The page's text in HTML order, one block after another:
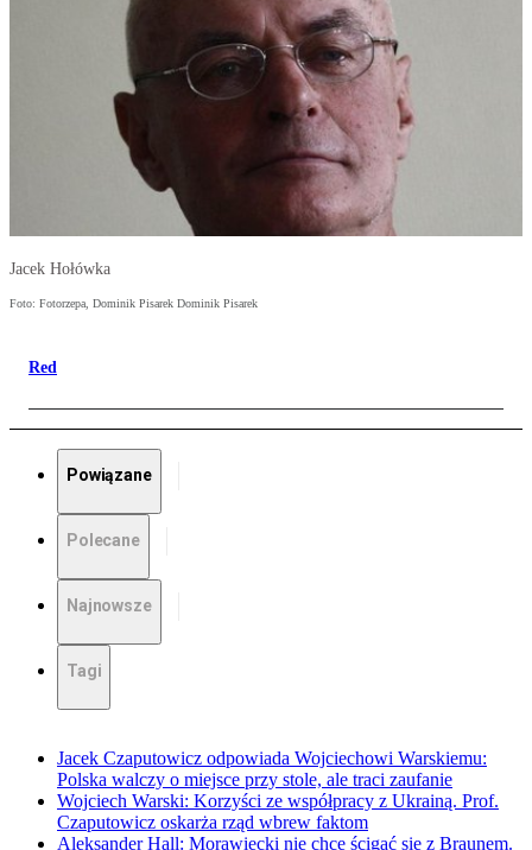
Jacek Hołówka
Foto: Fotorzepa, Dominik Pisarek Dominik Pisarek
Red
Powiązane
Polecane
Najnowsze
Tagi
Jacek Czaputowicz odpowiada Wojciechowi Warskiemu:
Polska walczy o miejsce przy stole, ale traci zaufanie
Wojciech Warski: Korzyści ze współpracy z Ukrainą. Prof.
Czaputowicz oskarża rząd wbrew faktom
Aleksander Hall: Morawiecki nie chce ścigać się z Braunem.